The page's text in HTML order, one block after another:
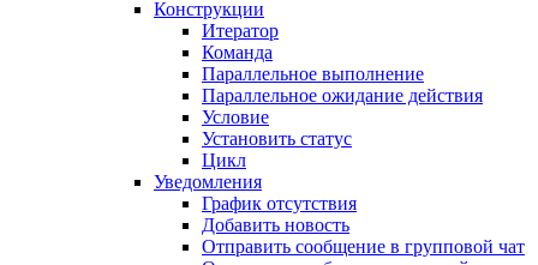
Конструкции
Итератор
Команда
Параллельное выполнение
Параллельное ожидание действия
Условие
Установить статус
Цикл
Уведомления
График отсутствия
Добавить новость
Отправить сообщение в групповой чат